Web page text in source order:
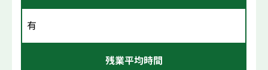
有
残業平均時間